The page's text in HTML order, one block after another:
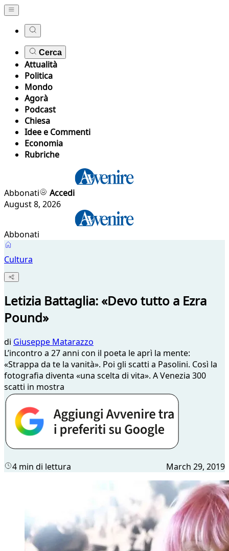
Cerca
Attualità
Politica
Mondo
Agorà
Podcast
Chiesa
Idee e Commenti
Economia
Rubriche
Abbonati
Accedi
August 8, 2026
Abbonati
Cultura
Letizia Battaglia: «Devo tutto a Ezra
Pound»
di Giuseppe Matarazzo
L’incontro a 27 anni con il poeta le aprì la mente:
«Strappa da te la vanità». Poi gli scatti a Pasolini. Così la
fotografia diventa «una scelta di vita». A Venezia 300
scatti in mostra
4 min di lettura March 29, 2019